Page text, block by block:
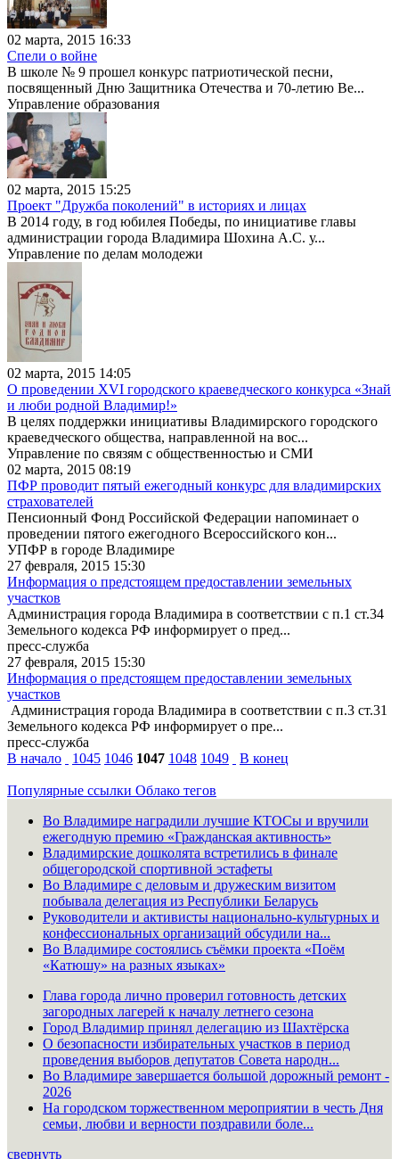
02 марта, 2015 16:33
Спели о войне
В школе № 9 прошел конкурс патриотической песни,
посвященный Дню Защитника Отечества и 70-летию Ве...
Управление образования
02 марта, 2015 15:25
Проект "Дружба поколений" в историях и лицах
В 2014 году, в год юбилея Победы, по инициативе главы
администрации города Владимира Шохина А.С. у...
Управление по делам молодежи
02 марта, 2015 14:05
О проведении XVI городского краеведческого конкурса «Знай
и люби родной Владимир!»
В целях поддержки инициативы Владимирского городского
краеведческого общества, направленной на вос...
Управление по связям с общественностью и СМИ
02 марта, 2015 08:19
ПФР проводит пятый ежегодный конкурс для владимирских
страхователей
Пенсионный Фонд Российской Федерации напоминает о
проведении пятого ежегодного Всероссийского кон...
УПФР в городе Владимире
27 февраля, 2015 15:30
Информация о предстоящем предоставлении земельных
участков
Администрация города Владимира в соответствии с п.1 ст.34
Земельного кодекса РФ информирует о пред...
пресс-служба
27 февраля, 2015 15:30
Информация о предстоящем предоставлении земельных
участков
Администрация города Владимира в соответствии с п.3 ст.31
Земельного кодекса РФ информирует о пре...
пресс-служба
В начало
1045 1046 1047 1048 1049 В конец
Популярные ссылки Облако тегов
Во Владимире наградили лучшие КТОСы и вручили
ежегодную премию «Гражданская активность»
Владимирские дошколята встретились в финале
общегородской спортивной эстафеты
Во Владимире с деловым и дружеским визитом
побывала делегация из Республики Беларусь
Руководители и активисты национально-культурных и
конфессиональных организаций обсудили на...
Во Владимире состоялись съёмки проекта «Поём
«Катюшу» на разных языках»
Глава города лично проверил готовность детских
загородных лагерей к началу летнего сезона
Город Владимир принял делегацию из Шахтёрска
О безопасности избирательных участков в период
проведения выборов депутатов Совета народн...
Во Владимире завершается большой дорожный ремонт -
2026
На городском торжественном мероприятии в честь Дня
семьи, любви и верности поздравили боле...
свернуть